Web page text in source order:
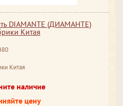
DIAMANTE (ДИАМАНТЕ)
Китая
Китая
наличие
цену